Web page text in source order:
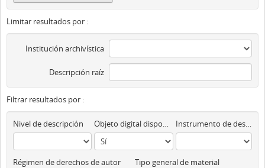
Limitar resultados por :
Institución archivística
Descripción raíz
Filtrar resultados por :
Nivel de descripción Objeto digital disponibles Instrumento de descripción
Régimen de derechos de autor Tipo general de material